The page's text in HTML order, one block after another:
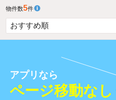
物件数5件
アプリなら
ページ移動なし